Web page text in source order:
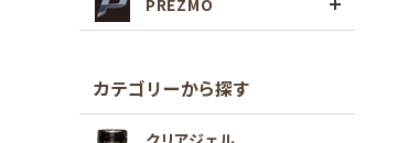
PREZMO
カテゴリーから探す